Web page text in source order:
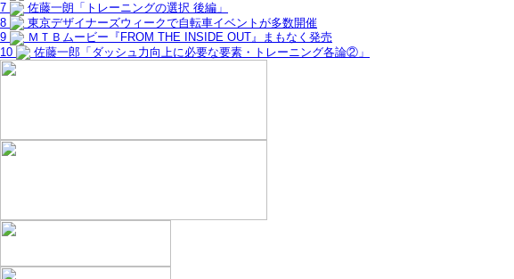
7
佐藤一朗「トレーニングの選択 後編」
8
東京デザイナーズウィークで自転車イベントが多数開催
9
ＭＴＢムービー『FROM THE INSIDE OUT』まもなく発売
10
佐藤一郎「ダッシュ力向上に必要な要素・トレーニング各論②」